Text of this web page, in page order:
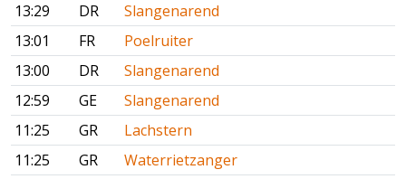
13:29
DR
Slangenarend
13:01
FR
Poelruiter
13:00
DR
Slangenarend
12:59
GE
Slangenarend
11:25
GR
Lachstern
11:25
GR
Waterrietzanger